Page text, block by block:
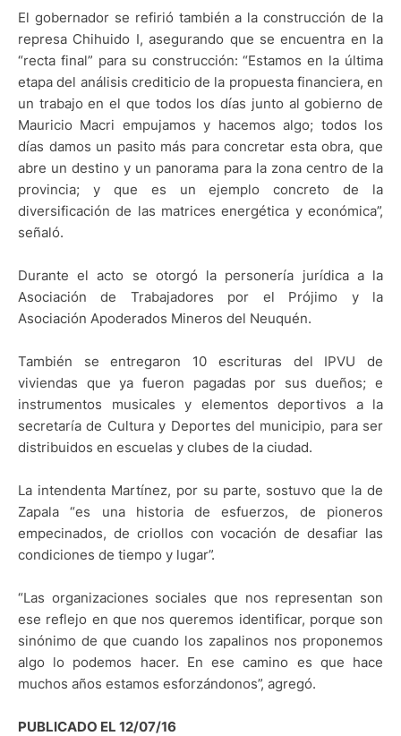
El gobernador se refirió también a la construcción de la
represa Chihuido I, asegurando que se encuentra en la
“recta final” para su construcción: “Estamos en la última
etapa del análisis crediticio de la propuesta financiera, en
un trabajo en el que todos los días junto al gobierno de
Mauricio Macri empujamos y hacemos algo; todos los
días damos un pasito más para concretar esta obra, que
abre un destino y un panorama para la zona centro de la
provincia; y que es un ejemplo concreto de la
diversificación de las matrices energética y económica”,
señaló.
Durante el acto se otorgó la personería jurídica a la
Asociación de Trabajadores por el Prójimo y la
Asociación Apoderados Mineros del Neuquén.
También se entregaron 10 escrituras del IPVU de
viviendas que ya fueron pagadas por sus dueños; e
instrumentos musicales y elementos deportivos a la
secretaría de Cultura y Deportes del municipio, para ser
distribuidos en escuelas y clubes de la ciudad.
La intendenta Martínez, por su parte, sostuvo que la de
Zapala “es una historia de esfuerzos, de pioneros
empecinados, de criollos con vocación de desafiar las
condiciones de tiempo y lugar”.
“Las organizaciones sociales que nos representan son
ese reflejo en que nos queremos identificar, porque son
sinónimo de que cuando los zapalinos nos proponemos
algo lo podemos hacer. En ese camino es que hace
muchos años estamos esforzándonos”, agregó.
PUBLICADO EL 12/07/16